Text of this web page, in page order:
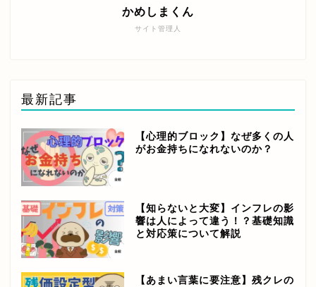
サイト管理人
かめしまくん
最新記事
【心理的ブロック】なぜ多くの人
がお金持ちになれないのか？
【知らないと大変】インフレの影
響は人によって違う！？基礎知識
と対応策について解説
【あまい言葉に要注意】残クレの